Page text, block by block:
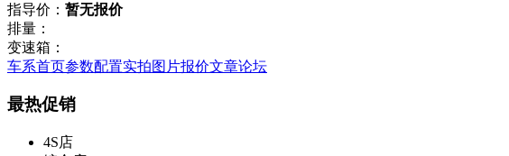
指导价： 暂无报价
排量：
变速箱：
车系首页参数配置实拍图片报价文章论坛
最热促销
4S店